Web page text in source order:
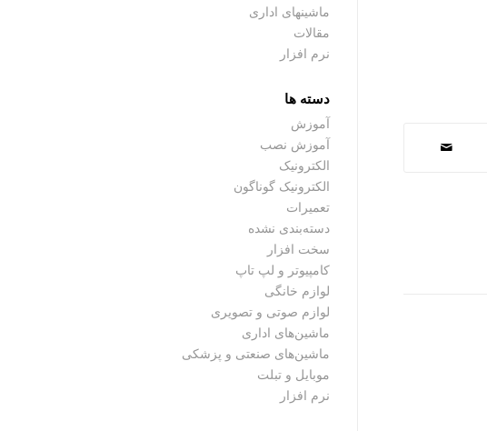
ماشینهای اداری
مقالات
نرم افزار
دسته ها
آموزش
آموزش نصب
الکترونیک
الکترونیک گوناگون
تعمیرات
دسته‌بندی نشده
سخت افزار
کامپیوتر و لپ تاپ
لوازم خانگی
لوازم صوتی و تصویری
ماشین‌های اداری
ماشین‌های صنعتی و پزشکی
موبایل و تبلت
نرم افزار